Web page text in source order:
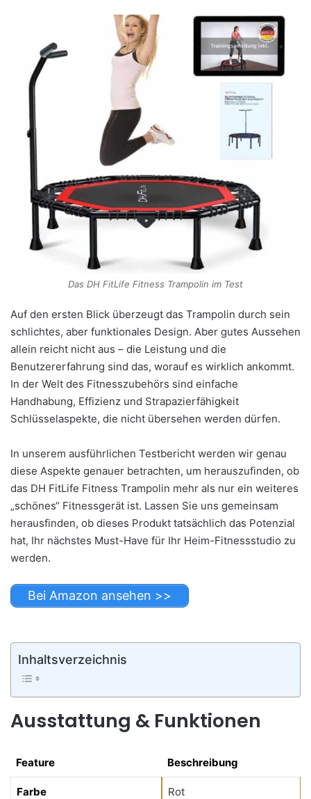
Das DH FitLife Fitness Trampolin im Test
Auf den ersten Blick überzeugt das Trampolin durch sein
schlichtes, aber funktionales Design. Aber gutes Aussehen
allein reicht nicht aus – die Leistung und die
Benutzererfahrung sind das, worauf es wirklich ankommt.
In der Welt des Fitnesszubehörs sind einfache
Handhabung, Effizienz und Strapazierfähigkeit
Schlüsselaspekte, die nicht übersehen werden dürfen.
In unserem ausführlichen Testbericht werden wir genau
diese Aspekte genauer betrachten, um herauszufinden, ob
das DH FitLife Fitness Trampolin mehr als nur ein weiteres
„schönes“ Fitnessgerät ist. Lassen Sie uns gemeinsam
herausfinden, ob dieses Produkt tatsächlich das Potenzial
hat, Ihr nächstes Must-Have für Ihr Heim-Fitnessstudio zu
werden.
Bei Amazon ansehen >>
Inhaltsverzeichnis
Ausstattung & Funktionen
Feature
Beschreibung
Feature
Beschreibung
Farbe Rot